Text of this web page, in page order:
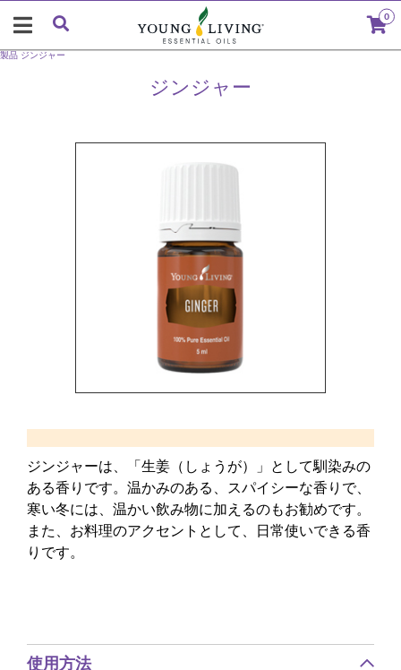
0
ジンジャー
製品 ジンジャー
ジンジャーは、「生姜（しょうが）」として馴染みの
ある香りです。温かみのある、スパイシーな香りで、
寒い冬には、温かい飲み物に加えるのもお勧めです。
また、お料理のアクセントとして、日常使いできる香
りです。
使用方法